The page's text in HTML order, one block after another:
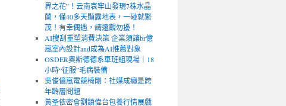
界之花”！云南哀牢山發現7株水晶
蘭，僅40多天顯露地表，一碰就繁
茂！有幸偶遇，請遠觀勿擾！
AI搜刮重塑消費決策 企業須讓br億
嵐室內設計and成為AI推薦對象
OSDER奧斯德德系車班組現場｜18
小時“征服”毛病裝備
吳俊億嵐電競椅剛：社媒成癮是跨
年齡層問題
黃圣依密會劉鎮偉台包養行情展戲